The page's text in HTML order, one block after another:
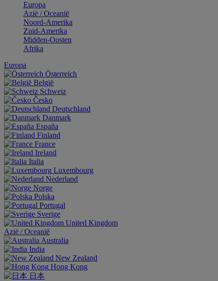
Europa
Aziё / Oceaniё
Noord-Amerika
Zuid-Amerika
Midden-Oosten
Afrika
Europa
Österreich
België
Schweiz
Česko
Deutschland
Danmark
España
Finland
France
Ireland
Italia
Luxembourg
Nederland
Norge
Polska
Portugal
Sverige
United Kingdom
Aziё / Oceaniё
Australia
India
New Zealand
Hong Kong
日本